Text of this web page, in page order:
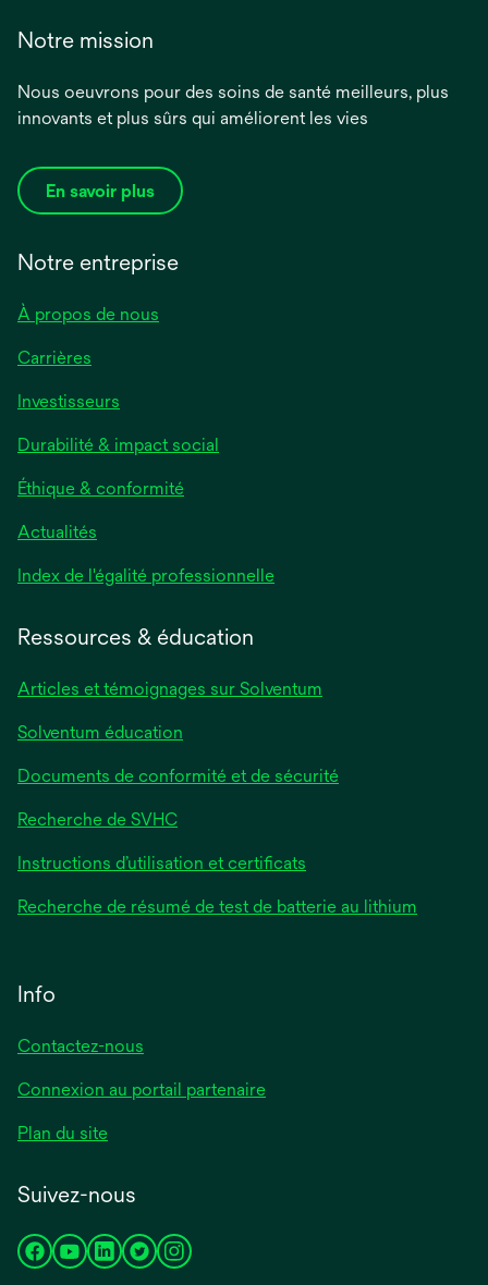
Notre mission
Nous oeuvrons pour des soins de santé meilleurs, plus
innovants et plus sûrs qui améliorent les vies
En savoir plus
Notre entreprise
À propos de nous
Carrières
Investisseurs
Durabilité & impact social
Éthique & conformité
Actualités
Index de l'égalité professionnelles’ouvre
onglet
Ressources & éducation
Articles et témoignages sur Solventum
Solventum éducation
Documents de conformité et de sécurité
Recherche de SVHC
Instructions d’utilisation et certificats
Recherche de résumé de test de batterie au lithium
Info
Contactez-nous
Connexion au portail partenaire
Plan du site
Suivez-nous
s’ouvres’ouvres’ouvres’ouvres’ouvre